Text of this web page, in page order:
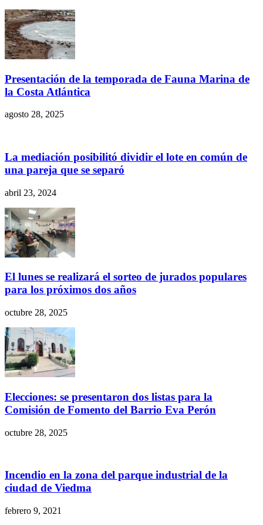
Presentación de la temporada de Fauna Marina de
la Costa Atlántica
agosto 28, 2025
La mediación posibilitó dividir el lote en común de
una pareja que se separó
abril 23, 2024
El lunes se realizará el sorteo de jurados populares
para los próximos dos años
octubre 28, 2025
Elecciones: se presentaron dos listas para la
Comisión de Fomento del Barrio Eva Perón
octubre 28, 2025
Incendio en la zona del parque industrial de la
ciudad de Viedma
febrero 9, 2021